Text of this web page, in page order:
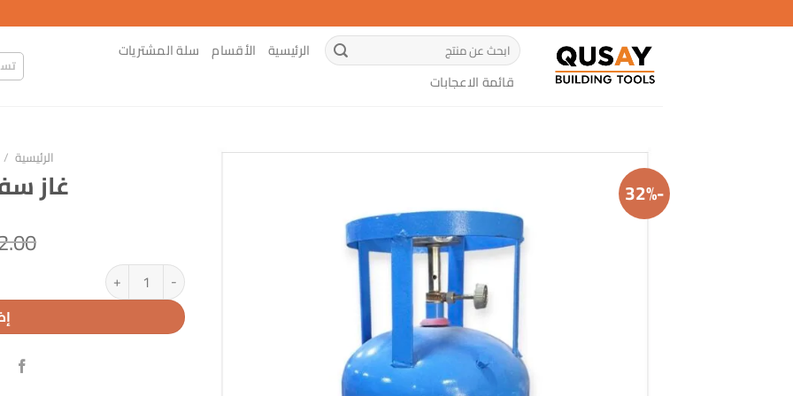
للمحتوى
البحث
عن:
الرئيسية الأقسام سلة المشتريات
قائمة الاعجابات
-32%
الرئيسية /
غاز سفري
كمية غاز سفري 3 ك منصب